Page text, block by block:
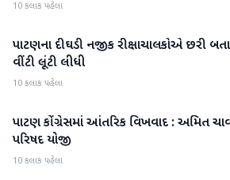
10 કલાક પહેલા
પાટણ
પાટણના દીઘડી નજીક રીક્ષાચાલકોએ છરી
વીંટી લૂંટી લીધી
10 કલાક પહેલા
પાટણ
પાટણ કોંગ્રેસમાં આંતરિક વિખવાદ : અમિત
પરિષદ યોજી
10 કલાક પહેલા